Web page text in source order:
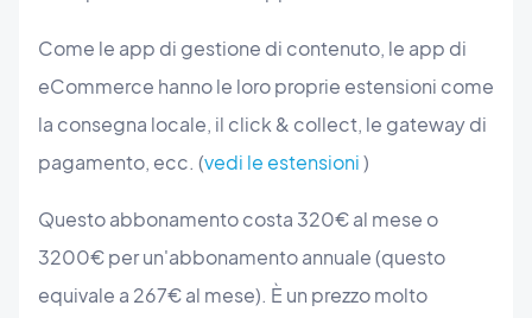
Come le app di gestione di contenuto, le app di
eCommerce hanno le loro proprie estensioni come
la consegna locale, il click & collect, le gateway di
pagamento, ecc. (vedi le estensioni)
Questo abbonamento costa 320€ al mese o
3200€ per un'abbonamento annuale (questo
equivale a 267€ al mese). È un prezzo molto